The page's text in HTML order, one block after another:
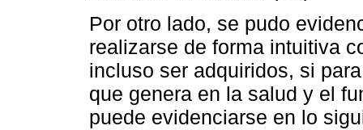
Por otro lado, se pudo
realizarse de forma intuitiva
incluso ser adquiridos, si
que genera en la salud y el
puede evidenciarse en lo